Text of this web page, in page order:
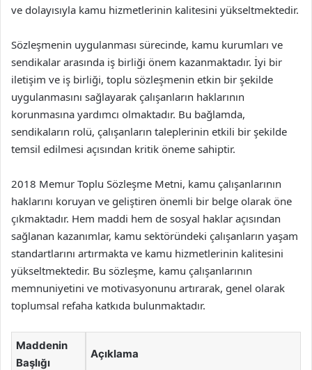
ve dolayısıyla kamu hizmetlerinin kalitesini yükseltmektedir.
Sözleşmenin uygulanması sürecinde, kamu kurumları ve
sendikalar arasında iş birliği önem kazanmaktadır. İyi bir
iletişim ve iş birliği, toplu sözleşmenin etkin bir şekilde
uygulanmasını sağlayarak çalışanların haklarının
korunmasına yardımcı olmaktadır. Bu bağlamda,
sendikaların rolü, çalışanların taleplerinin etkili bir şekilde
temsil edilmesi açısından kritik öneme sahiptir.
2018 Memur Toplu Sözleşme Metni, kamu çalışanlarının
haklarını koruyan ve geliştiren önemli bir belge olarak öne
çıkmaktadır. Hem maddi hem de sosyal haklar açısından
sağlanan kazanımlar, kamu sektöründeki çalışanların yaşam
standartlarını artırmakta ve kamu hizmetlerinin kalitesini
yükseltmektedir. Bu sözleşme, kamu çalışanlarının
memnuniyetini ve motivasyonunu artırarak, genel olarak
toplumsal refaha katkıda bulunmaktadır.
Maddenin
Başlığı
Açıklama